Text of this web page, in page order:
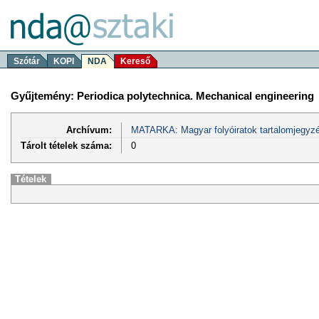
Szótár KOPI NDA Kereső
Gyűjtemény: Periodica polytechnica. Mechanical engineering
Archívum:
MATARKA: Magyar folyóiratok
Tárolt tételek száma:
0
Tételek